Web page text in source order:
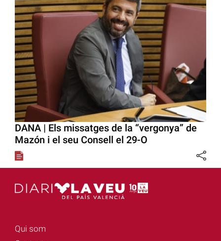
DANA | Els missatges de la “vergonya” de
Mazón i el seu Consell el 29-O
Qui som